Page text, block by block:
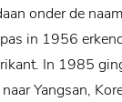
onder de
in 1956
In 1985
Yangsan,